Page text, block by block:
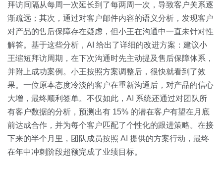
拜访间隔从每周一次延长到了每两周一次，导致客户关系逐
渐疏远；其次，通过对客户邮件内容的语义分析，发现客户
对产品的售后保障存在疑虑，但小王在沟通中一直未针对性
解答。基于这些分析，AI 给出了详细的改进方案：建议小
王缩短拜访周期，在下次沟通时先主动提及售后保障体系，
并附上成功案例。小王按照方案调整后，很快就看到了效
果。一位原本态度冷淡的客户在重新沟通后，对产品的信心
大增，最终顺利签单。不仅如此，AI 系统还通过对团队所
有客户数据的分析，预测出有 15% 的潜在客户有望在月底
前达成合作，并为每个客户匹配了个性化的跟进策略。在接
下来的半个月里，团队成员按照 AI 提供的方案行动，最终
在年中冲刺阶段超额完成了业绩目标。